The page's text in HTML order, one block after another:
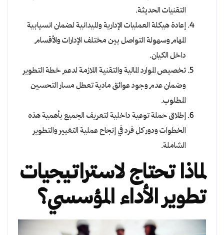
التقنيات الحديثة.
إعادة هيكلة العمليات الإدارية والميدانية لضمان انسيابية
المهام وسهولة التواصل بين مختلف الإدارات والأقسام
داخل الكيان.
تخصيص الموارد المالية والتقنية اللازمة لدعم خطة التطوير
وضمان عدم وجود عوائق مادية تعطل مسار التحسين
المطلوب.
إطلاق حملة توعية داخلية لتعريف الجميع بأهمية هذه
الخطوات ودور كل فرد في إنجاح عملية التغيير والتطوير
الشاملة.
لماذا تحتاج لاستراتيجيات
تطوير الأداء المؤسسي؟